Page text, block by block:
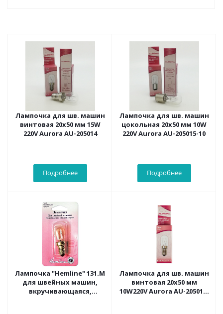
Лампочка для шв. машин
винтовая 20х50 мм 15W
220V Aurora AU-205014
Подробнее
Лампочка для шв. машин
цокольная 20х50 мм 10W
220V Aurora AU-205015-10
Подробнее
Лампочка "Hemline" 131.M
для швейных машин,
вкручивающаяся,
Лампочка для шв. машин
винтовая 20х50 мм
10W220V Aurora AU-205014-